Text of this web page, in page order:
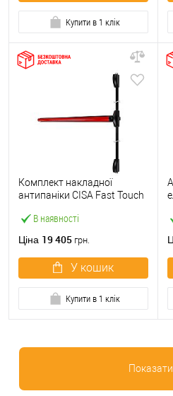
Купити в 1 клік
В наявності
Комплект накладної
антипаніки CISA Fast Touch
точковий вверх-вниз
Ціна 19 405 грн.
У кошик
Купити в 1 клік